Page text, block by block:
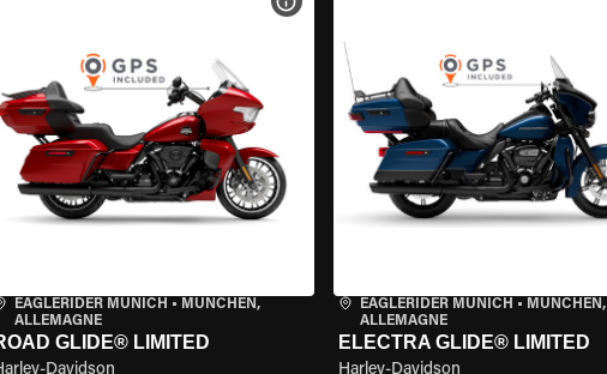
EAGLERIDER MUNICH • MÜNCHEN,
ALLEMAGNE
GLIDE® LIMITED
Davidson
EAGLERIDER MUNICH • MÜNCHEN,
ALLEMAGNE
ELECTRA GLIDE® LIMITED
Harley-Davidson